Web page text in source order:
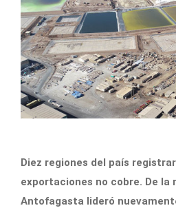
Diez regiones del país
exportaciones no cobre. De la
Antofagasta lideró